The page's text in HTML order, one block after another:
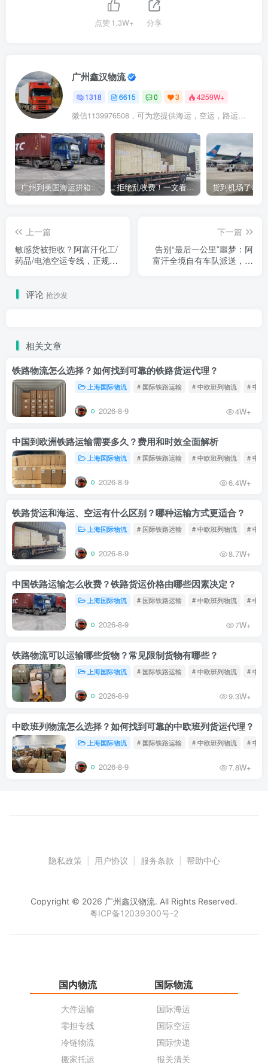
点赞1.3W+ 分享
广州鑫汉物流
1318 6615 0 3 4259W+
微信1139976508，可为您提供海运，空运，路运，铁路运输
广州到美国海运拼箱多少钱？2024年最新运费构成+隐藏费用避坑指南 拒绝乱收费！一文看懂中国货代计费套路，教你避开所有隐形坑
上一篇
敏感货被拒收？阿富汗化工/
药品/电池空运专线，正规报
下一篇
告别“最后一公里”噩梦：阿
富汗全境自有车队派送，无
评论 抢沙发
相关文章
铁路物流怎么选择？如何找到可靠的铁路货运代理？
上海国际物流 # 国际铁路运输 # 中欧班列物流 # 中欧
2026-8-9 4W+
中国到欧洲铁路运输需要多久？费用和时效全面解析
上海国际物流 # 国际铁路运输 # 中欧班列物流 # 中欧
2026-8-9 6.4W+
铁路货运和海运、空运有什么区别？哪种运输方式更适合？
上海国际物流 # 国际铁路运输 # 中欧班列物流 # 中欧
2026-8-9 8.7W+
中国铁路运输怎么收费？铁路货运价格由哪些因素决定？
上海国际物流 # 国际铁路运输 # 中欧班列物流 # 中欧
2026-8-9 7W+
铁路物流可以运输哪些货物？常见限制货物有哪些？
上海国际物流 # 国际铁路运输 # 中欧班列物流 # 中欧
2026-8-9 9.3W+
中欧班列物流怎么选择？如何找到可靠的中欧班列货运代理？
上海国际物流 # 国际铁路运输 # 中欧班列物流 # 中欧
2026-8-9 7.8W+
隐私政策 用户协议 服务条款 帮助中心
Copyright © 2026 广州鑫汉物流. All Rights Reserved.
粤ICP备12039300号-2
国内物流
大件运输
零担专线
冷链物流
搬家托运
国际物流
国际海运
国际空运
国际快递
报关清关